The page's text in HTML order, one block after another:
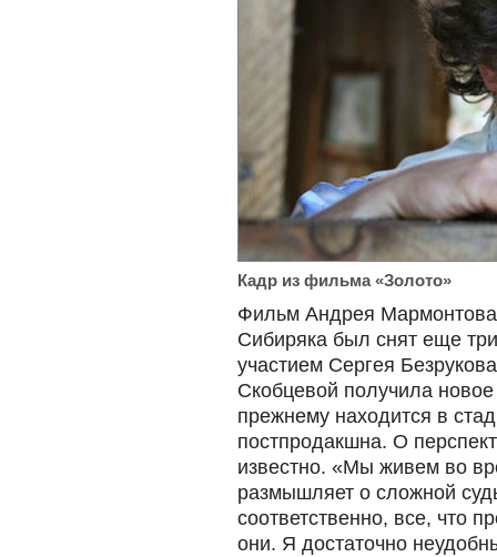
Кадр из фильма «Золото»
Фильм Андрея
Сибиряка был снят еще
участием Сергея
Скобцевой получила
прежнему находится в
постпродакшна. О
известно. «Мы живем во
размышляет о сложной
соответственно, все, что
они. Я достаточно